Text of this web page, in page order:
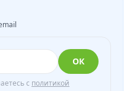
ОК
с политикой